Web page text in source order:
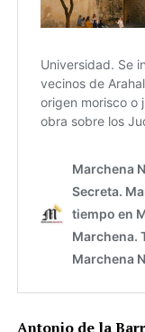
Antonio de la